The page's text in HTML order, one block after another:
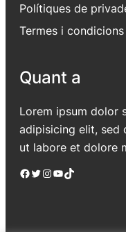
Polítiques de
Termes i condicions
Quant a
Lorem ipsum dolor
adipisicing elit, sed
ut labore et dolore
Facebook Twitter Instagram YouTube TikTok